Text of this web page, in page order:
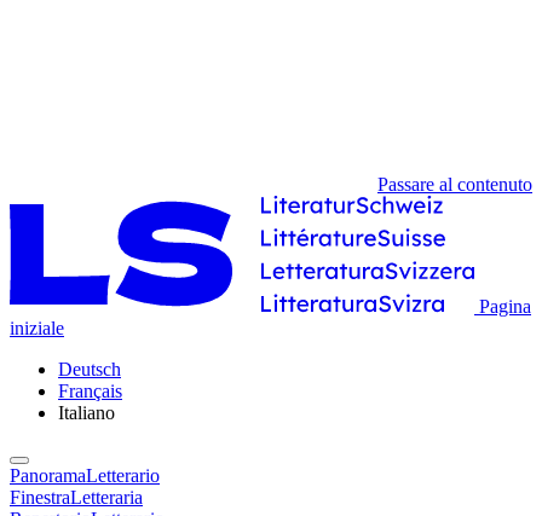
Passare al contenuto
Pagina
iniziale
Deutsch
Français
Italiano
PanoramaLetterario
FinestraLetteraria